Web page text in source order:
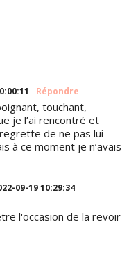
Répondre
touchant,
je l’ai rencontré et
regrette de ne pas lui
à ce moment je n’avais
09-19 10:29:34
l'occasion de la revoir